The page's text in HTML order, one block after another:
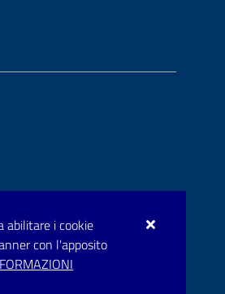
abilitare i cookie
con l'apposito